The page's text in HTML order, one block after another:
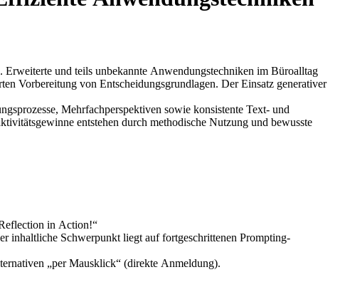
und teils unbekannte Anwendungstechniken im Büroalltag
Vorbereitung von Entscheidungsgrundlagen. Der Einsatz generativer
Mehrfachperspektiven sowie konsistente Text‑ und
entstehen durch methodische Nutzung und bewusste
in Action!“
inhaltliche Schwerpunkt liegt auf fortgeschrittenen Prompting-
„per Mausklick“ (direkte Anmeldung).